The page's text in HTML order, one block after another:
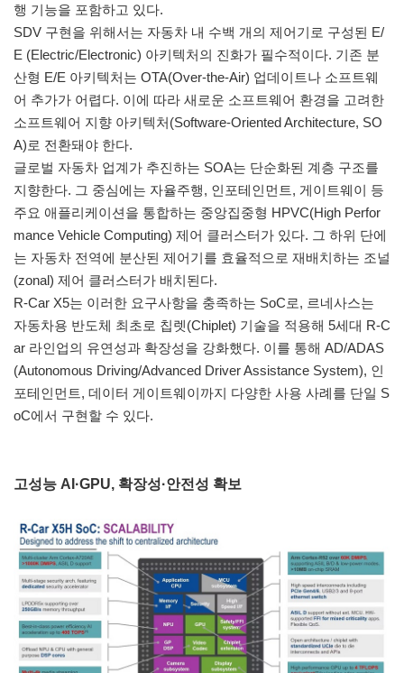
행 기능을 포함하고 있다.
SDV 구현을 위해서는 자동차 내 수백 개의 제어기로 구성된 E/
E (Electric/Electronic) 아키텍처의 진화가 필수적이다. 기존 분
산형 E/E 아키텍처는 OTA(Over-the-Air) 업데이트나 소프트웨
어 추가가 어렵다. 이에 따라 새로운 소프트웨어 환경을 고려한
소프트웨어 지향 아키텍처(Software-Oriented Architecture, SO
A)로 전환돼야 한다.
글로벌 자동차 업계가 추진하는 SOA는 단순화된 계층 구조를
지향한다. 그 중심에는 자율주행, 인포테인먼트, 게이트웨이 등
주요 애플리케이션을 통합하는 중앙집중형 HPVC(High Perfor
mance Vehicle Computing) 제어 클러스터가 있다. 그 하위 단에
는 자동차 전역에 분산된 제어기를 효율적으로 재배치하는 조널
(zonal) 제어 클러스터가 배치된다.
R-Car X5는 이러한 요구사항을 충족하는 SoC로, 르네사스는
자동차용 반도체 최초로 칩렛(Chiplet) 기술을 적용해 5세대 R-C
ar 라인업의 유연성과 확장성을 강화했다. 이를 통해 AD/ADAS
(Autonomous Driving/Advanced Driver Assistance System), 인
포테인먼트, 데이터 게이트웨이까지 다양한 사용 사례를 단일 S
oC에서 구현할 수 있다.
고성능 AI·GPU, 확장성·안전성 확보